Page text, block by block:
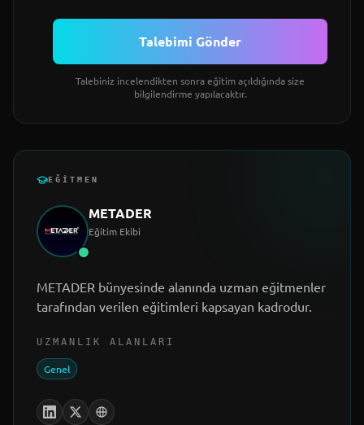
Talebimi Gönder
Talebiniz incelendikten sonra eğitim açıldığında size
bilgilendirme yapılacaktır.
EĞITMEN
METADER
Eğitim Ekibi
METADER bünyesinde alanında uzman eğitmenler
tarafından verilen eğitimleri kapsayan kadrodur.
UZMANLIK ALANLARI
Genel